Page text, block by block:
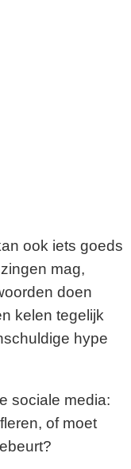
ook iets goeds
mag,
doen
kelen tegelijk
hype
sociale media:
of moet